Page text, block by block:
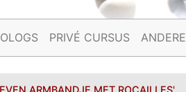
PRIVÉ CURSUS ANDERE